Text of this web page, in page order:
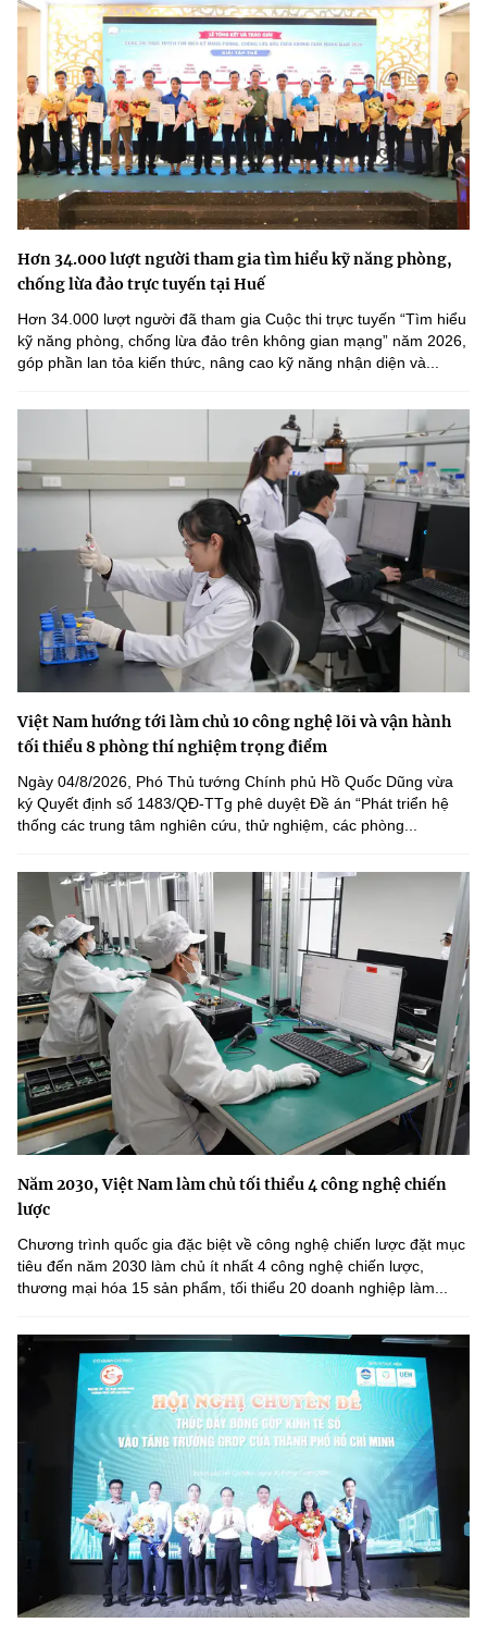
Hơn 34.000 lượt người tham gia tìm hiểu kỹ năng phòng,
chống lừa đảo trực tuyến tại Huế
Hơn 34.000 lượt người đã tham gia Cuộc thi trực tuyến “Tìm hiểu
kỹ năng phòng, chống lừa đảo trên không gian mạng” năm 2026,
góp phần lan tỏa kiến thức, nâng cao kỹ năng nhận diện và...
Việt Nam hướng tới làm chủ 10 công nghệ lõi và vận hành
tối thiểu 8 phòng thí nghiệm trọng điểm
Ngày 04/8/2026, Phó Thủ tướng Chính phủ Hồ Quốc Dũng vừa
ký Quyết định số 1483/QĐ-TTg phê duyệt Đề án “Phát triển hệ
thống các trung tâm nghiên cứu, thử nghiệm, các phòng...
Năm 2030, Việt Nam làm chủ tối thiểu 4 công nghệ chiến
lược
Chương trình quốc gia đặc biệt về công nghệ chiến lược đặt mục
tiêu đến năm 2030 làm chủ ít nhất 4 công nghệ chiến lược,
thương mại hóa 15 sản phẩm, tối thiểu 20 doanh nghiệp làm...